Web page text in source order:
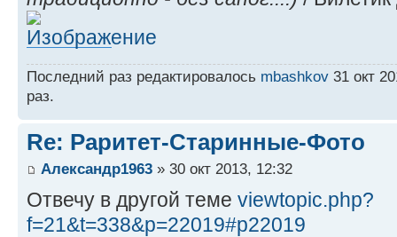
Последний раз редактировалось mbashkov 31 окт
раз.
Re: Раритет-Старинные-Фото
Александр1963 » 30 окт 2013, 12:32
Отвечу в другой теме viewtopic.php?
f=21&t=338&p=22019#p22019